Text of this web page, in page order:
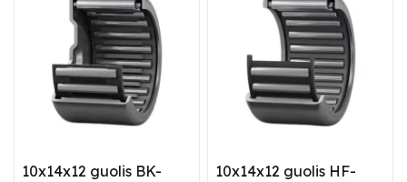
10x14x12 guolis BK-
10x14x12 guolis HF-